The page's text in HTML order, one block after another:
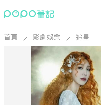
首頁 影劇娛樂 追星